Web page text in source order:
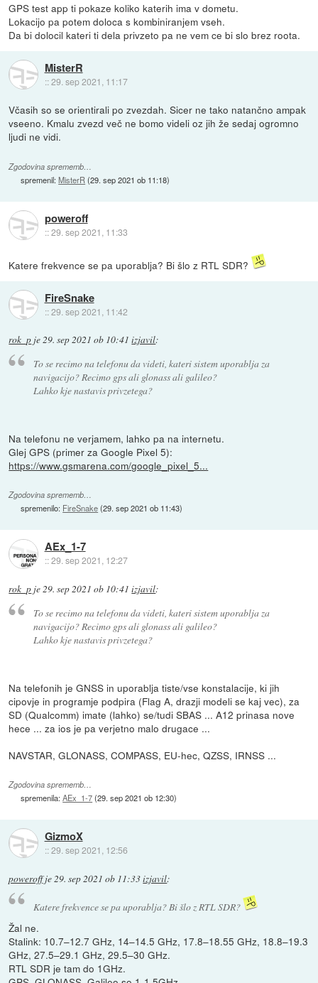
GPS test app ti pokaze koliko katerih ima v dometu.
Lokacijo pa potem doloca s kombiniranjem vseh.
Da bi dolocil kateri ti dela privzeto pa ne vem ce bi slo brez roota.
MisterR
::29. sep 2021, 11:17
Včasih so se orientirali po zvezdah. Sicer ne tako natančno ampak
vseeno. Kmalu zvezd več ne bomo videli oz jih že sedaj ogromno
ljudi ne vidi.
Zgodovina sprememb…
spremenil:MisterR (29. sep 2021 ob 11:18)
poweroff
::29. sep 2021, 11:33
Katere frekvence se pa uporablja? Bi šlo z RTL SDR?
FireSnake
::29. sep 2021, 11:42
rok_p je29. sep 2021 ob 10:41 izjavil:
To se recimo na telefonu da videti, kateri sistem uporablja za
navigacijo? Recimo gps ali glonass ali galileo?
Lahko kje nastavis privzetega?
Na telefonu ne verjamem, lahko pa na internetu.
Glej GPS (primer za Google Pixel 5):
https://www.gsmarena.com/google_pixel_5...
Zgodovina sprememb…
spremenilo: FireSnake(29. sep 2021 ob 11:43)
AEx_1-7
::29. sep 2021, 12:27
rok_p je29. sep 2021 ob 10:41 izjavil:
To se recimo na telefonu da videti, kateri sistem uporablja za
navigacijo? Recimo gps ali glonass ali galileo?
Lahko kje nastavis privzetega?
Na telefonih je GNSS in uporablja tiste/vse konstalacije, ki jih
cipovje in programje podpira (Flag A, drazji modeli se kaj vec), za
SD (Qualcomm) imate (lahko) se/tudi SBAS ... A12 prinasa nove
hece ... za ios je pa verjetno malo drugace ...
NAVSTAR, GLONASS, COMPASS, EU-hec, QZSS, IRNSS ...
Zgodovina sprememb…
spremenila:AEx_1-7(29. sep 2021 ob 12:30)
GizmoX
::29. sep 2021, 12:56
poweroffje 29. sep 2021 ob 11:33izjavil:
Katere frekvence se pa uporablja? Bi šlo z RTL SDR?
Žal ne.
Stalink: 10.7–12.7 GHz, 14–14.5 GHz, 17.8–18.55 GHz, 18.8–19.3
GHz, 27.5–29.1 GHz, 29.5–30 GHz.
RTL SDR je tam do 1GHz.